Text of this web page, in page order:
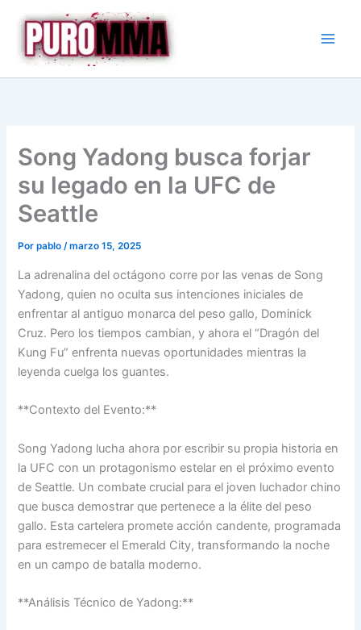
contenido
Song Yadong busca forjar
su legado en la UFC de
Seattle
Porpablo/marzo 15, 2025
La adrenalina del octágono corre por las venas de Song
Yadong, quien no oculta sus intenciones iniciales de
enfrentar al antiguo monarca del peso gallo, Dominick
Cruz. Pero los tiempos cambian, y ahora el “Dragón del
Kung Fu” enfrenta nuevas oportunidades mientras la
leyenda cuelga los guantes.
**Contexto del Evento:**
Song Yadong lucha ahora por escribir su propia historia en
la UFC con un protagonismo estelar en el próximo evento
de Seattle. Un combate crucial para el joven luchador chino
que busca demostrar que pertenece a la élite del peso
gallo. Esta cartelera promete acción candente, programada
para estremecer el Emerald City, transformando la noche
en un campo de batalla moderno.
**Análisis Técnico de Yadong:**